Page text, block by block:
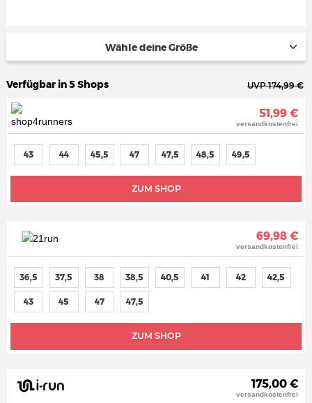
Wähle deine Größe
Verfügbar in 5 Shops UVP 174,99 €
51,99 €
versandkostenfrei
ZUM SHOP
43 44 45,5 47 47,5 48,5 49,5
69,98 €
versandkostenfrei
ZUM SHOP
36,5 37,5 38 38,5 40,5 41 42 42,5
43 45 47 47,5
175,00 €
versandkostenfrei